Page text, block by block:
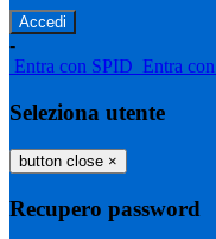
-
Entra con SPID Entra
Seleziona utente
button close ×
Recupero password